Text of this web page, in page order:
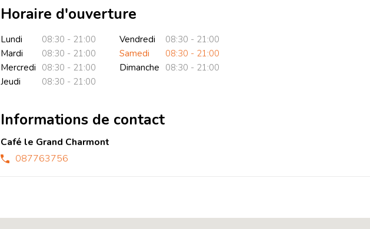
Horaire d'ouverture
Lundi
08:30 - 21:00
Mardi
08:30 - 21:00
Mercredi 08:30 - 21:00
Jeudi
08:30 - 21:00
Vendredi
08:30 - 21:00
Samedi
08:30 - 21:00
Dimanche 08:30 - 21:00
Informations de contact
Café le Grand Charmont
087763756